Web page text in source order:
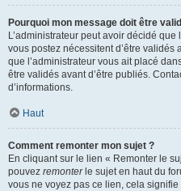
Pourquoi mon message doit être
L’administrateur peut avoir décidé
vous postez nécessitent d’être validés
que l’administrateur vous ait placé
être validés avant d’être publiés.
d’informations.
Haut
Comment remonter mon sujet ?
En cliquant sur le lien « Remonter le
pouvez remonterle sujet en haut du
vous ne voyez pas ce lien, cela